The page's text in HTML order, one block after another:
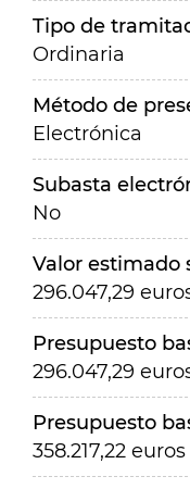
Tipo de
Ordinaria
Método de
Electrónica
Subasta
No
Valor estimado
296.047,29
Presupuesto
296.047,29
Presupuesto
358.217,22 euros